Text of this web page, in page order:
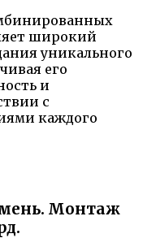
широкий
уникального
его
и
с
каждого
Монтаж